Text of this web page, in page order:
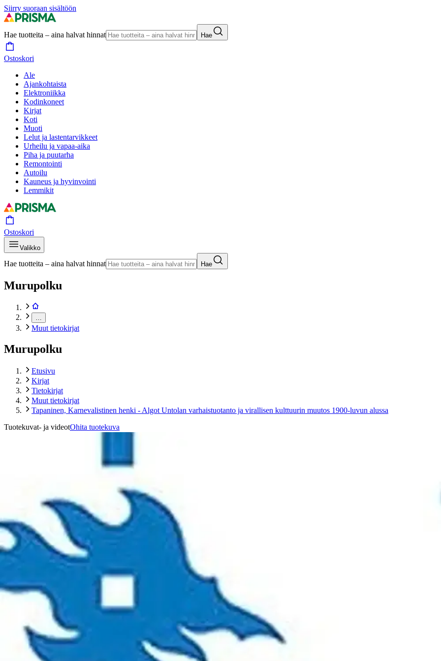
Siirry suoraan sisältöön
Hae tuotteita – aina halvat hinnat Hae
Ostoskori
Ale
Ajankohtaista
Elektroniikka
Kodinkoneet
Kirjat
Koti
Muoti
Lelut ja lastentarvikkeet
Urheilu ja vapaa-aika
Piha ja puutarha
Remontointi
Autoilu
Kauneus ja hyvinvointi
Lemmikit
Ostoskori
Valikko
Hae tuotteita – aina halvat hinnat Hae
Murupolku
Muut tietokirjat
Murupolku
Etusivu
Kirjat
Tietokirjat
Muut tietokirjat
Tapaninen, Karnevalistinen henki - Algot Untolan varhaistuotanto ja virallisen kulttuurin muutos 1900-luvun alussa
Tuotekuvat- ja videotOhita tuotekuva
Karusellin nuolipainikkeet
Helsingin yliopisto
Tapaninen, Karnevalistinen henki - Algot Untolan
muutos 1900-luvun alussa
52,36 €
Asiakasomistajahinta
Hinta ilman S-Etukorttia:
Verkkokaupan hinta